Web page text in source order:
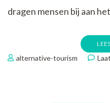
dragen mensen bij aan
alternative-tourism